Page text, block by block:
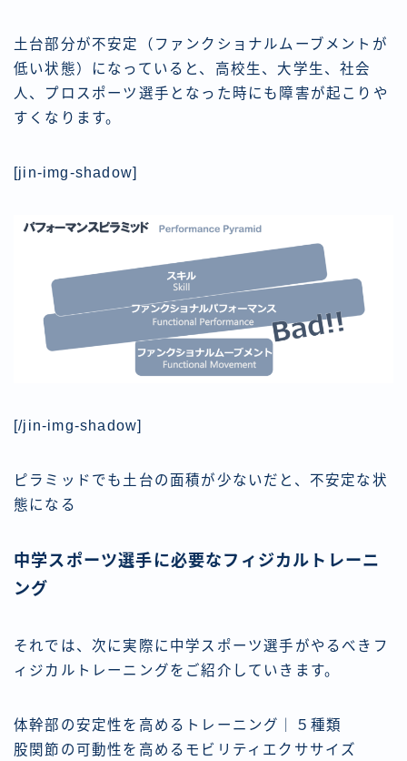
土台部分が不安定（ファンクショナルムーブメントが
低い状態）になっていると、高校生、大学生、社会
人、プロスポーツ選手となった時にも障害が起こりや
すくなります。
[jin-img-shadow]
[/jin-img-shadow]
ピラミッドでも土台の面積が少ないだと、不安定な状
態になる
中学スポーツ選手に必要なフィジカルトレーニ
ング
それでは、次に実際に中学スポーツ選手がやるべきフ
ィジカルトレーニングをご紹介していきます。
体幹部の安定性を高めるトレーニング｜５種類
股関節の可動性を高めるモビリティエクササイズ